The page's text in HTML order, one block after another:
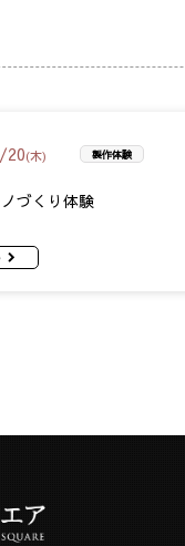
/20(木) 製作体験
づくり体験